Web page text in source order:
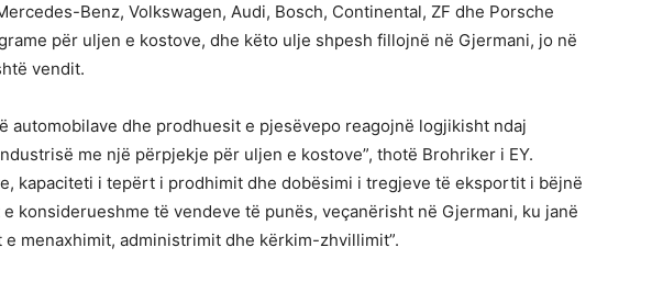
Benz, Volkswagen, Audi, Bosch, Continental, ZF dhe Porsche
për uljen e kostove, dhe këto ulje shpesh fillojnë në Gjermani, jo në
vendit.
automobilave dhe prodhuesit e pjesëvepo reagojnë logjikisht ndaj
me një përpjekje për uljen e kostove”, thotë Brohriker i EY.
kapaciteti i tepërt i prodhimit dhe dobësimi i tregjeve të eksportit i bëjnë
konsiderueshme të vendeve të punës, veçanërisht në Gjermani, ku janë
menaxhimit, administrimit dhe kërkim-zhvillimit”.